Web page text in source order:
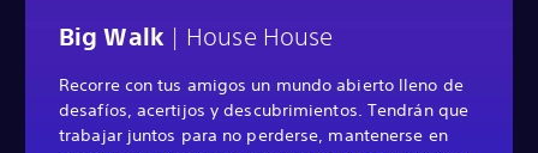
Big Walk| House House
Recorre con tus amigos un mundo abierto lleno de
desafíos, acertijos y descubrimientos. Tendrán que
trabajar juntos para no perderse, mantenerse en